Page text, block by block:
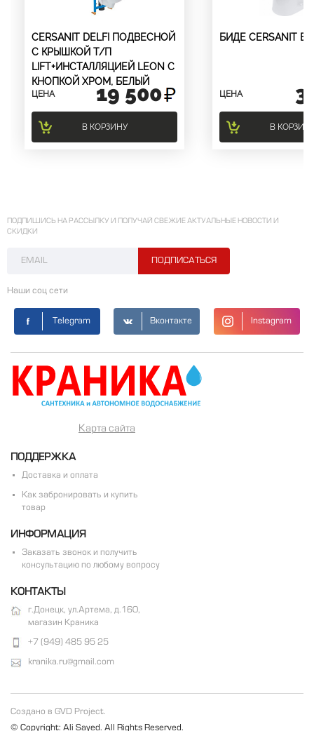
CERSANIT DELFI ПОДВЕСНОЙ
С КРЫШКОЙ Т/П
LIFT+ИНСТАЛЛЯЦИЕЙ LEON С
КНОПКОЙ ХРОМ, БЕЛЫЙ
ЦЕНА 19 500
В КОРЗИНУ
БИДЕ CERSANIT
ЦЕНА 3
В
ПОДПИШИСЬ НА РАССЫЛКУ И ПОЛУЧАЙ СВЕЖИЕ АКТУАЛЬНЫЕ НОВОСТИ И
СКИДКИ
Наши соц сети
Telegram Вконтакте Instagram
Карта сайта
ПОДДЕРЖКА
Доставка и оплата
Как забронировать и купить
товар
ИНФОРМАЦИЯ
Заказать звонок и получить
консультацию по любому вопросу
КОНТАКТЫ
г.Донецк, ул.Артема, д.160,
магазин Краника
+7 (949) 485 95 25
kranika.ru@gmail.com
Создано в GVD Project.
© Copyright: Ali Sayed. All Rights Reserved.